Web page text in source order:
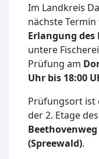
Im Landkreis
nächste
Erlangung des
untere
Prüfung am
Uhr bis 18:00
Prüfungsort ist
der 2. Etage
Beethovenweg
(Spreewald).